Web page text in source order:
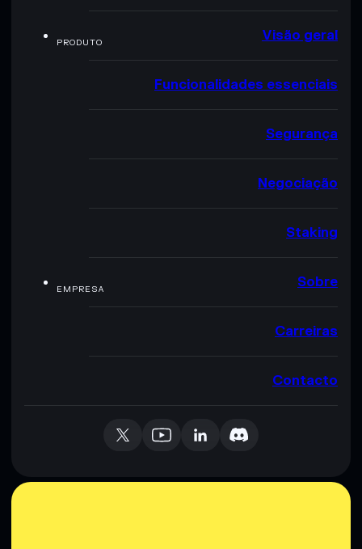
PRODUTO Visão geral
Funcionalidades essenciais
Segurança
Negociação
Staking
EMPRESA Sobre
Carreiras
Contacto